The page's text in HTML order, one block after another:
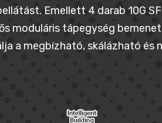
Emellett 4 darab 10G
moduláris tápegység
a megbízható, skálázható és